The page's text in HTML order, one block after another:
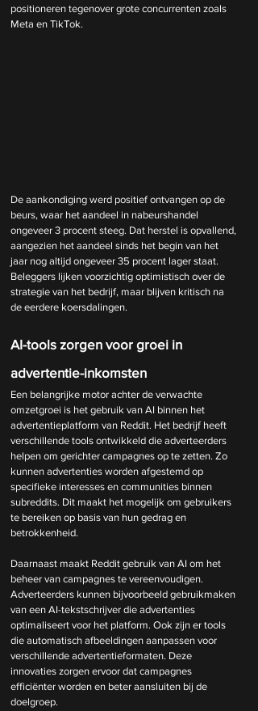
positioneren tegenover grote concurrenten zoals
Meta en TikTok.
De aankondiging werd positief ontvangen op de
beurs, waar het aandeel in nabeurshandel
ongeveer 3 procent steeg. Dat herstel is opvallend,
aangezien het aandeel sinds het begin van het
jaar nog altijd ongeveer 35 procent lager staat.
Beleggers lijken voorzichtig optimistisch over de
strategie van het bedrijf, maar blijven kritisch na
de eerdere koersdalingen.
AI-tools zorgen voor groei in
advertentie-inkomsten
Een belangrijke motor achter de verwachte
omzetgroei is het gebruik van AI binnen het
advertentieplatform van Reddit. Het bedrijf heeft
verschillende tools ontwikkeld die adverteerders
helpen om gerichter campagnes op te zetten. Zo
kunnen advertenties worden afgestemd op
specifieke interesses en communities binnen
subreddits. Dit maakt het mogelijk om gebruikers
te bereiken op basis van hun gedrag en
betrokkenheid.
Daarnaast maakt Reddit gebruik van AI om het
beheer van campagnes te vereenvoudigen.
Adverteerders kunnen bijvoorbeeld gebruikmaken
van een AI-tekstschrijver die advertenties
optimaliseert voor het platform. Ook zijn er tools
die automatisch afbeeldingen aanpassen voor
verschillende advertentieformaten. Deze
innovaties zorgen ervoor dat campagnes
efficiënter worden en beter aansluiten bij de
doelgroep.